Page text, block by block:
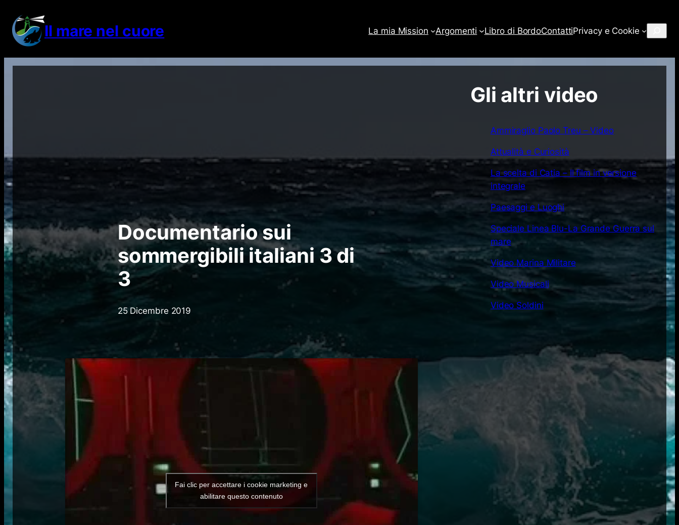
contenuto Il mare nel cuore La mia Mission Argomenti Libro di BordoContattiPrivacy e Cookie
Documentario sui
sommergibili italiani 3 di
3
25 Dicembre 2019
Fai clic per accettare i cookie marketing e
abilitare questo contenuto
Gli altri video
Ammiraglio Paolo Treu – Video
Attualità e Curiosità
La scelta di Catia – Il film in versione
integrale
Paesaggi e Luoghi
Speciale Linea Blu-La Grande Guerra sul
mare
Video Marina Militare
Video Musicali
Video Soldini